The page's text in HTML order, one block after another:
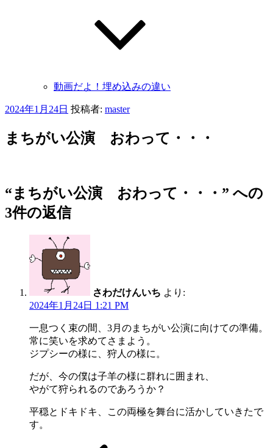
動画だよ！埋め込みの違い
投
日:
2024年1月24日 投稿者: master
まちがい公演 おわって・・・
“まちがい公演 おわって・・・” への
3件の返信
さわだけんいち より:
2024年1月24日 1:21 PM
一息つく束の間、3月のまちがい公演に向けての準備。
常に笑いを求めてさまよう。
ジプシーの様に、狩人の様に。
だが、今の僕は子羊の様に群れに囲まれ、
やがて狩られるのであろうか？
平穏とドキドキ、この両極を舞台に活かしていきたで
す。